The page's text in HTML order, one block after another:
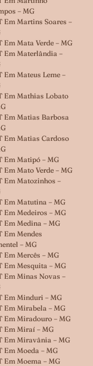
– MG
Em Martins Soares –
Em Mata Verde – MG
Em Materlândia –
Em Mateus Leme –
Em Mathias Lobato
Em Matias Barbosa
Em Matias Cardoso
Em Matipó – MG
Em Mato Verde – MG
Em Matozinhos –
Em Matutina – MG
Em Medeiros – MG
Em Medina – MG
Em Mendes
– MG
Em Mercês – MG
Em Mesquita – MG
Em Minas Novas –
Em Minduri – MG
Em Mirabela – MG
Em Miradouro – MG
Em Miraí – MG
Em Miravânia – MG
Em Moeda – MG
Em Moema – MG